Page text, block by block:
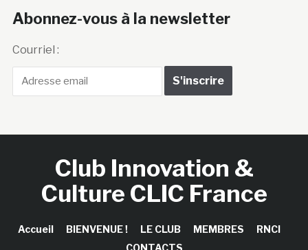
Abonnez-vous à la newsletter
Courriel :
Club Innovation &
Culture CLIC France
Accueil BIENVENUE ! LE CLUB MEMBRES
RNCI
CONTACTS